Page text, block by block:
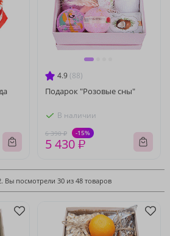
4.9 (88)
Подарок "Розовые сны"
В наличии
6 390 ₽ -15%
5 430 ₽
Вы посмотрели 30 из 48 товаров